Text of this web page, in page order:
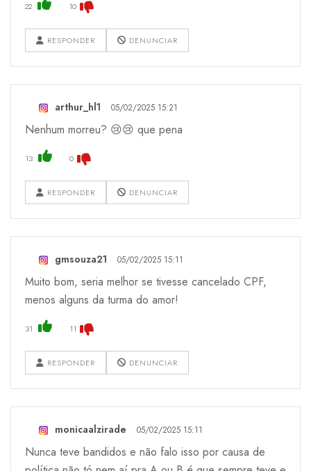
22 10
RESPONDER DENUNCIAR
arthur_hl1 05/02/2025 15:21
Nenhum morreu? 😢😢 que pena
13 0
RESPONDER DENUNCIAR
gmsouza21 05/02/2025 15:11
Muito bom, seria melhor se tivesse cancelado CPF,
menos alguns da turma do amor!
31 11
RESPONDER DENUNCIAR
monicaalzirade 05/02/2025 15:11
Nunca teve bandidos e não falo isso por causa de